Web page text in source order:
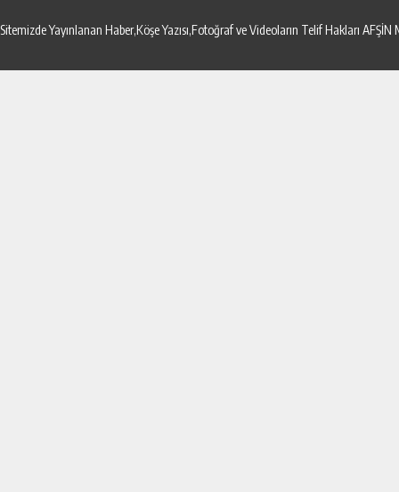
Sitemizde Yayınlanan Haber,Köşe Yazısı,Fotoğraf ve Videoların Telif Hakları